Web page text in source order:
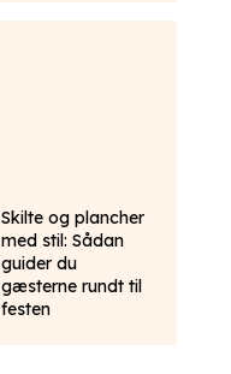
Skilte og plancher
med stil: Sådan
guider du
gæsterne rundt til
festen